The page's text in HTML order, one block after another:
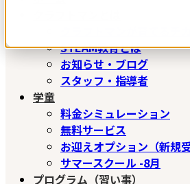
プ
動
STEAM教育とは
お知らせ・ブログ
スタッフ・指導者
学童
料金シミュレーション
無料サービス
お迎えオプション（新規
サマースクール -8月
プログラム（習い事）